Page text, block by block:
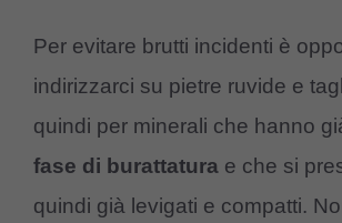
Per evitare brutti incidenti è
indirizzarci su pietre ruvide e
quindi per minerali che hanno
fase di burattatura e che si
quindi già levigati e compatti.